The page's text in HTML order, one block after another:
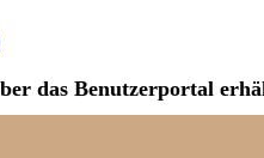
das Benutzerportal